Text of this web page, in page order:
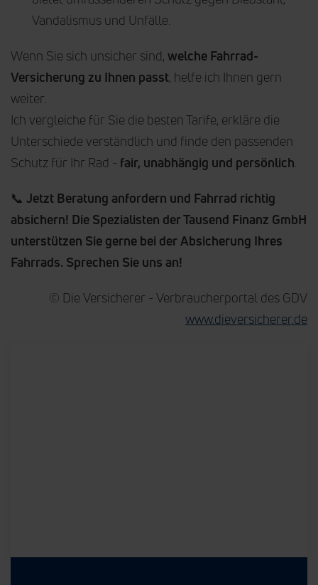
Vandalismus und Unfälle.
Wenn Sie sich unsicher sind, welche Fahrrad-
Versicherung zu Ihnen passt, helfe ich Ihnen gern
weiter.
Ich vergleiche für Sie die besten Tarife, erkläre die
Unterschiede verständlich und finde den passenden
Schutz für Ihr Rad - fair, unabhängig und persönlich.
📞 Jetzt Beratung anfordern und Fahrrad richtig
absichern! Die Spezialisten der Tausend Finanz GmbH
unterstützen Sie gerne bei der Absicherung Ihres
Fahrrads. Sprechen Sie uns an!
© Die Versicherer - Verbraucherportal des GDV
www.dieversicherer.de